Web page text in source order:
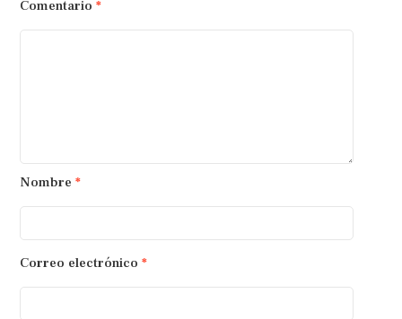
Comentario *
Nombre *
Correo electrónico *